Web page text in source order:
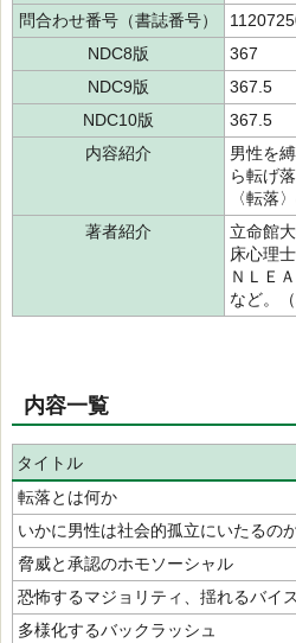
問合わせ番号（書誌番号）
NDC8版
367
NDC9版
367.5
NDC10版
367.5
内容紹介
男性を
ら転げ
〈転落
著者紹介
立命館
床心理
ＮＬＥ
など。
内容一覧
タイトル
転落とは何か
いかに男性は社会的孤立にいたるの
脅威と承認のホモソーシャル
恐怖するマジョリティ、揺れるバイ
多様化するバックラッシュ